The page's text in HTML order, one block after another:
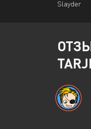
Slayder